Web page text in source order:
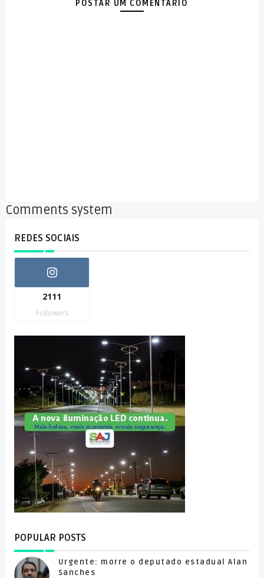
POSTAR UM COMENTÁRIO
Comments system
REDES SOCIAIS
2111
Followers
POPULAR POSTS
Urgente: morre o deputado estadual Alan
Sanches